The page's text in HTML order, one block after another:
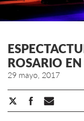
ROSARIO
29 mayo, 2017